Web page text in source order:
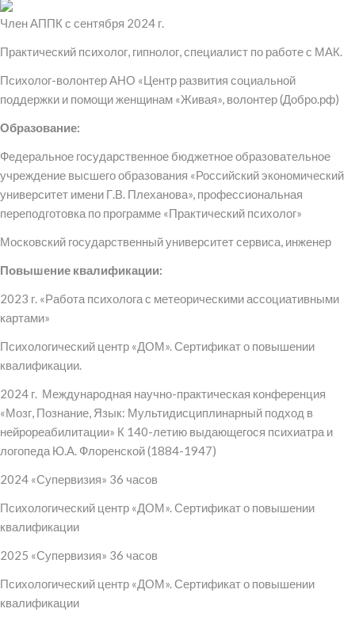
Член АППК с сентября 2024 г.
Практический психолог, гипнолог, специалист по работе с МАК.
Психолог-волонтер АНО «Центр развития социальной
поддержки и помощи женщинам «Живая», волонтер (Добро.рф)
Образование:
Федеральное государственное бюджетное образовательное
учреждение высшего образования «Российский экономический
университет имени Г.В. Плеханова», профессиональная
переподготовка по программе «Практический психолог»
Московский государственный университет сервиса, инженер
Повышение квалификации:
2023 г. «Работа психолога с метеорическими ассоциативными
картами»
Психологический центр «ДОМ». Сертификат о повышении
квалификации.
2024 г. Международная научно-практическая конференция
«Мозг, Познание, Язык: Мультидисциплинарный подход в
нейрореабилитации» К 140-летию выдающегося психиатра и
логопеда Ю.А. Флоренской (1884-1947)
2024 «Супервизия» 36 часов
Психологический центр «ДОМ». Сертификат о повышении
квалификации
2025 «Супервизия» 36 часов
Психологический центр «ДОМ». Сертификат о повышении
квалификации